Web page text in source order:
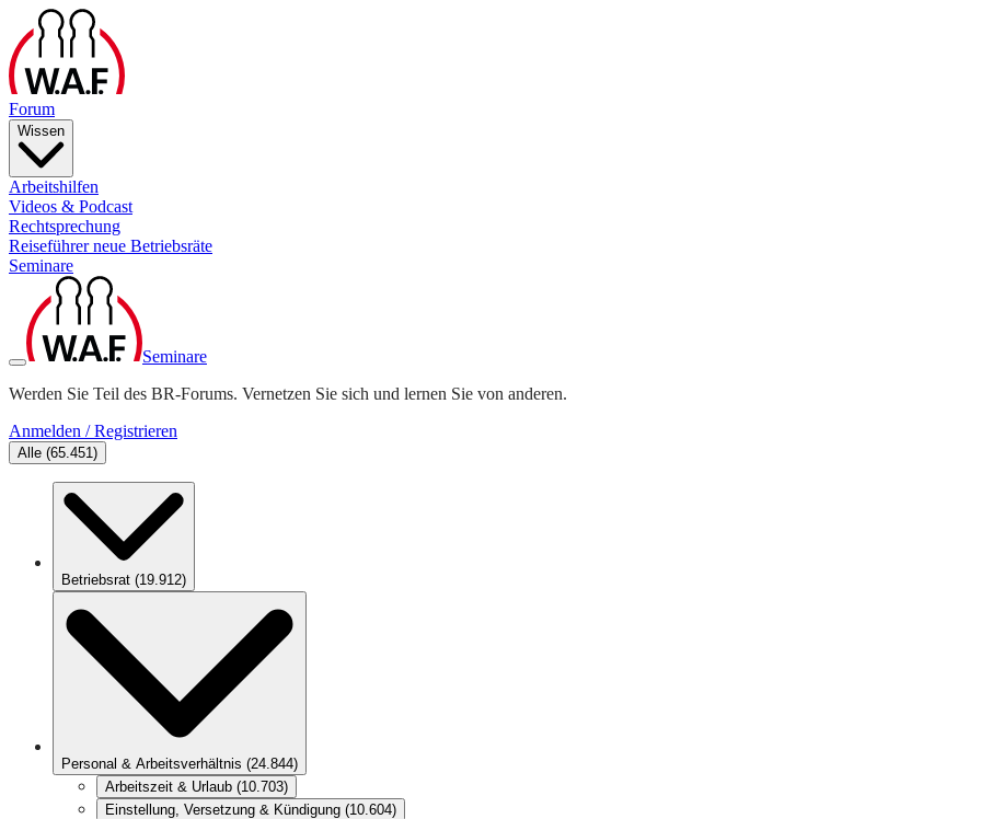
Forum
Wissen
Arbeitshilfen
Videos & Podcast
Rechtsprechung
Reiseführer neue Betriebsräte
Seminare
Seminare
Werden Sie Teil des BR-Forums. Vernetzen Sie sich und lernen Sie von anderen.
Anmelden / Registrieren
Alle (65.451)
Betriebsrat (19.912)
Personal & Arbeitsverhältnis (24.844)
Arbeitszeit & Urlaub (10.703)
Einstellung, Versetzung & Kündigung (10.604)